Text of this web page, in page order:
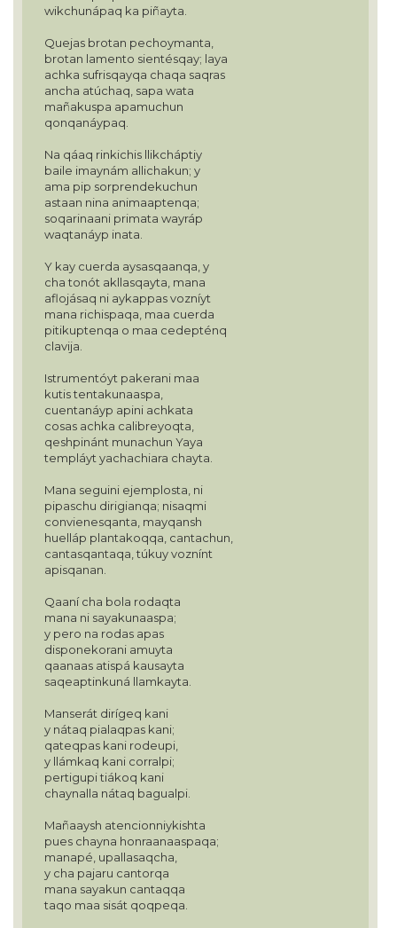
wikchunápaq ka piñayta.
Quejas brotan pechoymanta,
brotan lamento sientésqay; laya
achka sufrisqayqa chaqa saqras
ancha atúchaq, sapa wata
mañakuspa apamuchun
qonqanáypaq.
Na qáaq rinkichis llikcháptiy
baile imaynám allichakun; y
ama pip sorprendekuchun
astaan nina animaaptenqa;
soqarinaani primata wayráp
waqtanáyp inata.
Y kay cuerda aysasqaanqa, y
cha tonót akllasqayta, mana
aflojásaq ni aykappas vozníyt
mana richispaqa, maa cuerda
pitikuptenqa o maa cedepténq
clavija.
Istrumentóyt pakerani maa
kutis tentakunaaspa,
cuentanáyp apini achkata
cosas achka calibreyoqta,
qeshpinánt munachun Yaya
templáyt yachachiara chayta.
Mana seguini ejemplosta, ni
pipaschu dirigianqa; nisaqmi
convienesqanta, mayqansh
huelláp plantakoqqa, cantachun,
cantasqantaqa, túkuy voznínt
apisqanan.
Qaaní cha bola rodaqta
mana ni sayakunaaspa;
y pero na rodas apas
disponekorani amuyta
qaanaas atispá kausayta
saqeaptinkuná llamkayta.
Manserát dirígeq kani
y nátaq pialaqpas kani;
qateqpas kani rodeupi,
y llámkaq kani corralpi;
pertigupi tiákoq kani
chaynalla nátaq bagualpi.
Mañaaysh atencionniykishta
pues chayna honraanaaspaqa;
manapé, upallasaqcha,
y cha pajaru cantorqa
mana sayakun cantaqqa
taqo maa sisát qoqpeqa.